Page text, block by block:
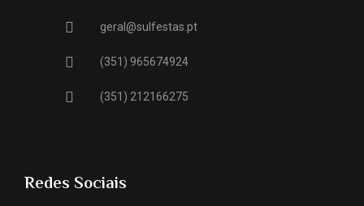
geral@sulfestas.pt
(351) 965674924
(351) 212166275
Redes Sociais